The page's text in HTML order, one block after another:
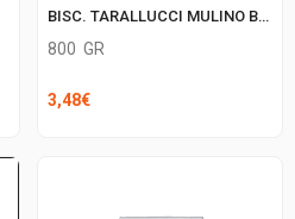
BISC. TARALLUCCI MULINO BIANCO
800 GR
3,48€